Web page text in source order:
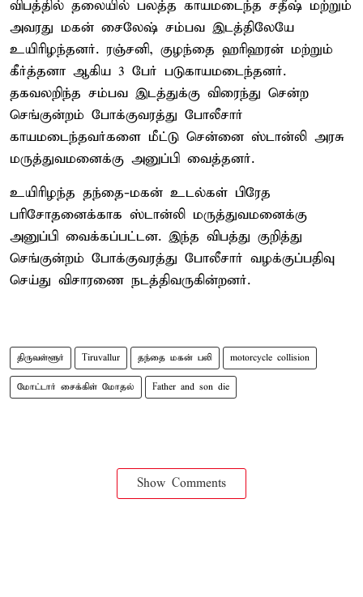
விபத்தில் தலையில் பலத்த காயமடைந்த சதீஷ் மற்றும்
அவரது மகன் சைலேஷ் சம்பவ இடத்திலேயே
உயிரிழந்தனர். ரஞ்சனி, குழந்தை ஹரிஹரன் மற்றும்
கீர்த்தனா ஆகிய 3 பேர் படுகாயமடைந்தனர்.
தகவலறிந்த சம்பவ இடத்துக்கு விரைந்து சென்ற
செங்குன்றம் போக்குவரத்து போலீசார்
காயமடைந்தவர்களை மீட்டு சென்னை ஸ்டான்லி அரசு
மருத்துவமனைக்கு அனுப்பி வைத்தனர்.
உயிரிழந்த தந்தை-மகன் உடல்கள் பிரேத
பரிசோதனைக்காக ஸ்டான்லி மருத்துவமனைக்கு
அனுப்பி வைக்கப்பட்டன. இந்த விபத்து குறித்து
செங்குன்றம் போக்குவரத்து போலீசார் வழக்குப்பதிவு
செய்து விசாரணை நடத்திவருகின்றனர்.
திருவள்ளூர் Tiruvallur தந்தை மகன் பலி motorcycle collision
மோட்டார் சைக்கிள் மோதல் Father and son die
Show Comments